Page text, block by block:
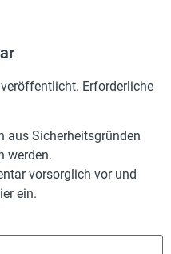
Erforderliche
aus Sicherheitsgründen
werden.
vorsorglich vor und
ein.